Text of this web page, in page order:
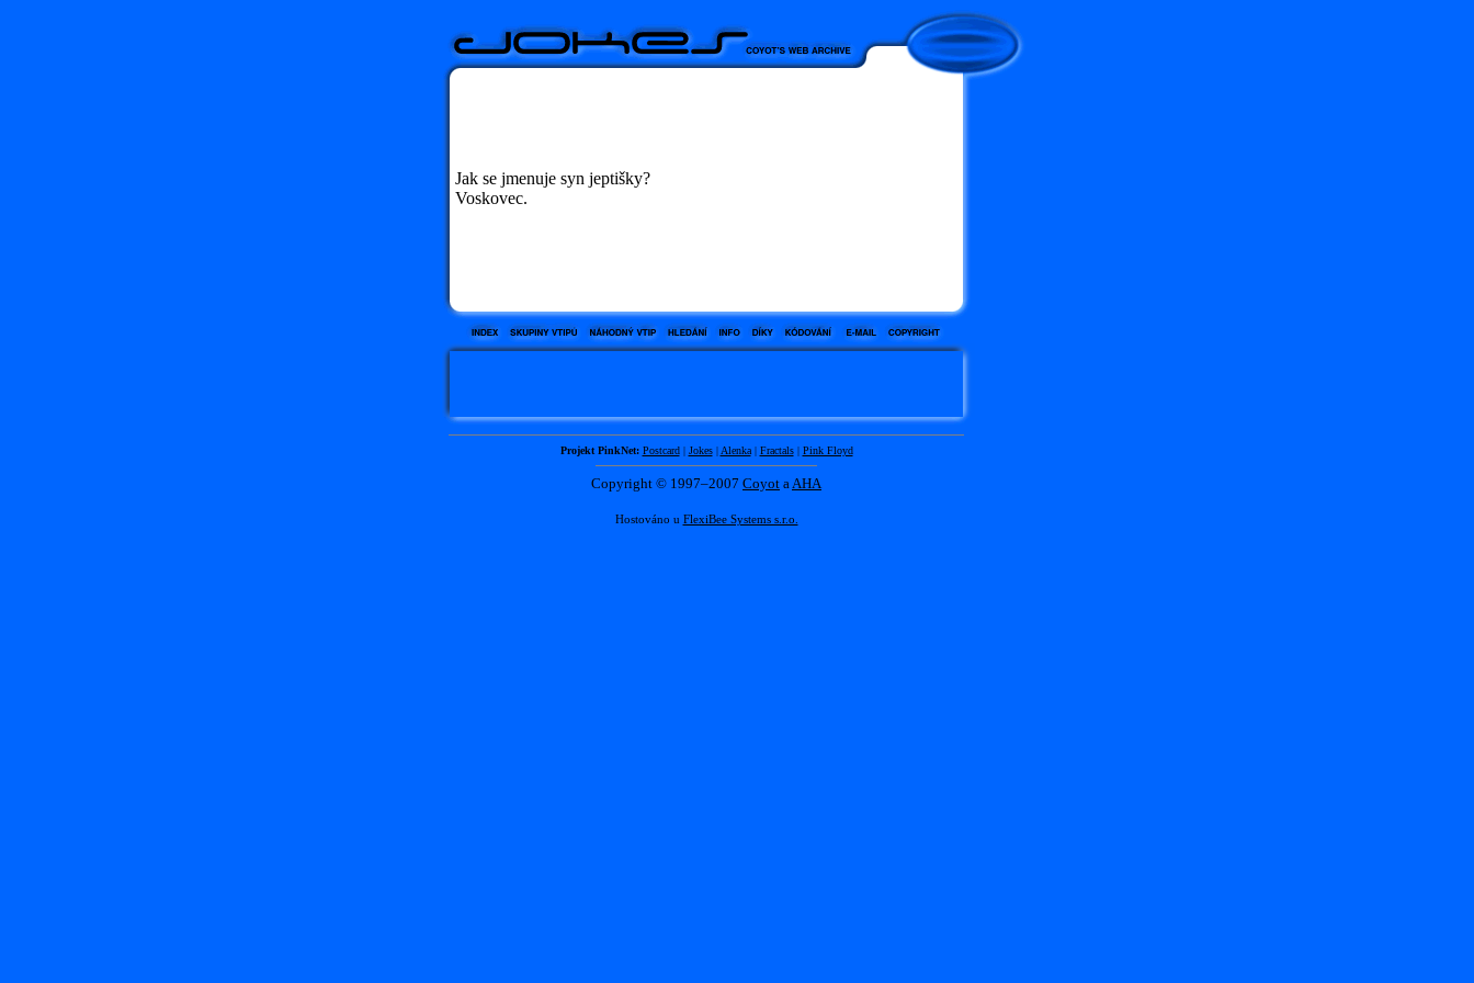
Jak se jmenuje syn jeptišky?
Voskovec.
Projekt PinkNet: Postcard| Jokes| Alenka| Fractals| Pink Floyd
Copyright © 1997–2007 Coyot aAHA
Hostováno u FlexiBee Systems s.r.o.